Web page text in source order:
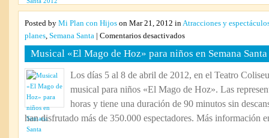
2012
Posted by Mi Plan con Hijos on Mar 21, 2012 inAtracciones y
planes, Semana Santa Comentarios desactivadosen
Musical
«El
de
Hoz»
en
Musical «El Mago de Hoz» para niños en Semana Santa
Los días 5 al 8 de abril de 2012, en el Teatro
musical para niños «El Mago de Hoz». Las
horas y tiene una duración de 90 minutos sin
han disfrutado más de 350.000 espectadores. Más información